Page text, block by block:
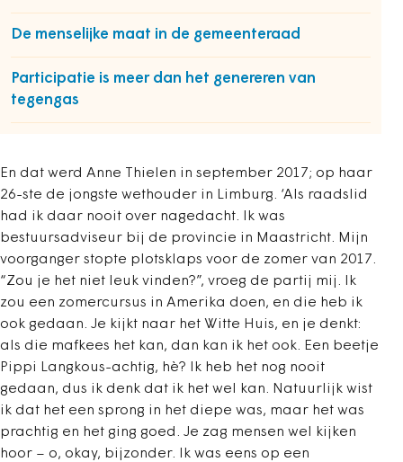
De menselijke maat in de gemeenteraad
Participatie is meer dan het genereren van
tegengas
En dat werd Anne Thielen in september 2017; op haar
26-ste de jongste wethouder in Limburg. ‘Als raadslid
had ik daar nooit over nagedacht. Ik was
bestuursadviseur bij de provincie in Maastricht. Mijn
voorganger stopte plotsklaps voor de zomer van 2017.
“Zou je het niet leuk vinden?”, vroeg de partij mij. Ik
zou een zomercursus in Amerika doen, en die heb ik
ook gedaan. Je kijkt naar het Witte Huis, en je denkt:
als die mafkees het kan, dan kan ik het ook. Een beetje
Pippi Langkous-achtig, hè? Ik heb het nog nooit
gedaan, dus ik denk dat ik het wel kan. Natuurlijk wist
ik dat het een sprong in het diepe was, maar het was
prachtig en het ging goed. Je zag mensen wel kijken
hoor – o, okay, bijzonder. Ik was eens op een